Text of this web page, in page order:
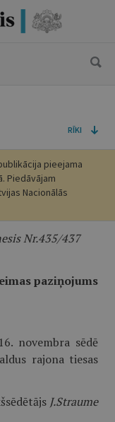
RĪKI
pieejama
Piedāvājam
Nacionālās
Nr.435/437
paziņojums
novembra sēdē
rajona tiesas
J.Straume